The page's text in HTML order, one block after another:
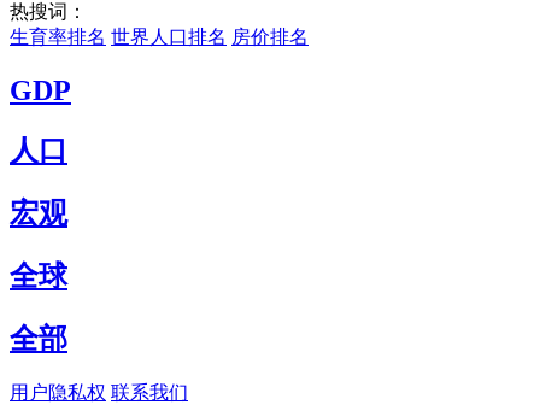
热搜词：
生育率排名 世界人口排名 房价排名
GDP
人口
宏观
全球
全部
用户隐私权 联系我们